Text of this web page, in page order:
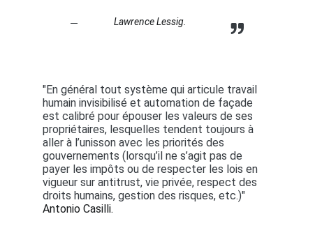
Lawrence Lessig.
"En général tout système qui articule travail
humain invisibilisé et automation de façade
est calibré pour épouser les valeurs de ses
propriétaires, lesquelles tendent toujours à
aller à l’unisson avec les priorités des
gouvernements (lorsqu’il ne s’agit pas de
payer les impôts ou de respecter les lois en
vigueur sur antitrust, vie privée, respect des
droits humains, gestion des risques, etc.)"
Antonio Casilli.